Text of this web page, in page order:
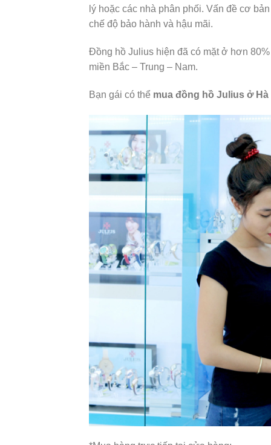
lý hoặc các nhà phân phối. Vấn đề cơ
chế độ bảo hành và hậu mãi.
Đồng hồ Julius hiện đã có mặt ở hơn
miền Bắc – Trung – Nam.
Bạn gái có thể mua đồng hồ Julius ở Hà